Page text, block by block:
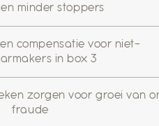
minder stoppers
compensatie voor niet-
in box 3
zorgen voor groei van
fraude